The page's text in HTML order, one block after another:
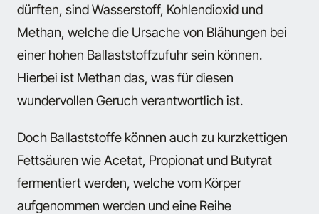
dürften, sind Wasserstoff, Kohlendioxid und
Methan, welche die Ursache von Blähungen bei
einer hohen Ballaststoffzufuhr sein können.
Hierbei ist Methan das, was für diesen
wundervollen Geruch verantwortlich ist.
Doch Ballaststoffe können auch zu kurzkettigen
Fettsäuren wie Acetat, Propionat und Butyrat
fermentiert werden, welche vom Körper
aufgenommen werden und eine Reihe